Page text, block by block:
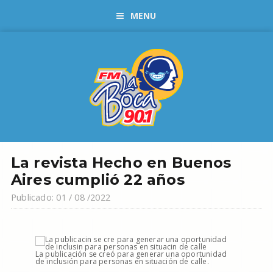
MENU
La revista Hecho en Buenos
Aires cumplió 22 años
Publicado: 01 / 08 /2022
La publicación se creó para generar una oportunidad
de inclusión para personas en situación de calle.